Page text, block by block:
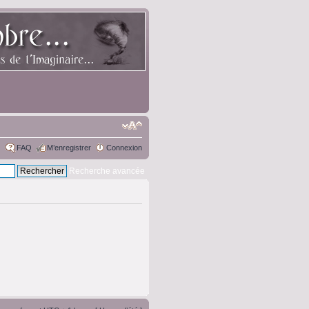
FAQ M’enregistrer Connexion
Recherche avancée